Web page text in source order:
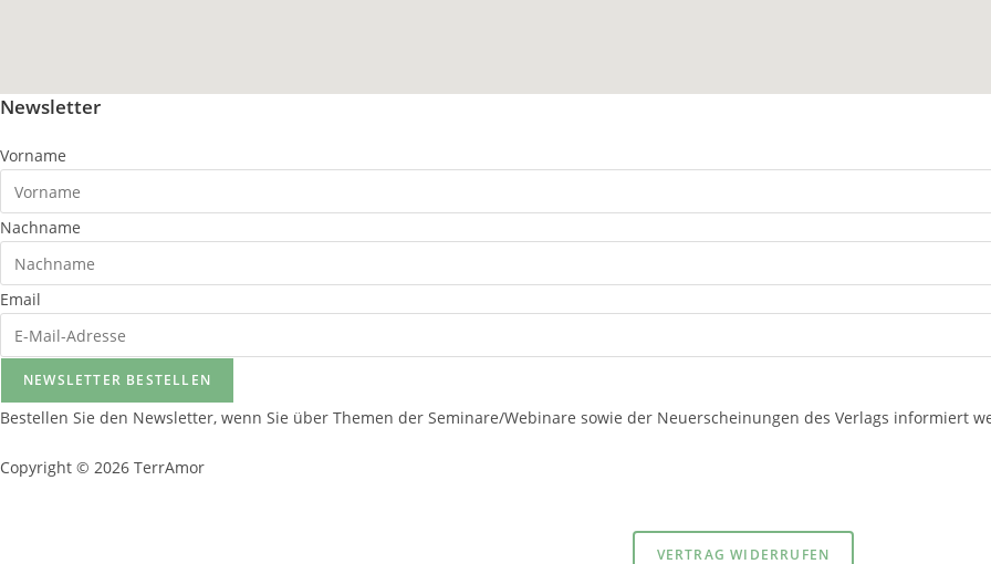
Newsletter
Vorname
Nachname
Email
NEWSLETTER BESTELLEN
Bestellen Sie den Newsletter, wenn Sie über Themen der Seminare/Webinare sowie der Neuerscheinungen des Verlags informiert
Copyright © 2026 TerrAmor
VERTRAG WIDERRUFEN